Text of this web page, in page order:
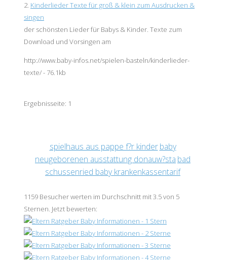
2. Kinderlieder Texte für groß & klein zum Ausdrucken &
singen
der schönsten Lieder für Babys & Kinder. Texte zum
Download und Vorsingen am
http://www.baby-infos.net/spielen-basteln/kinderlieder-
texte/ - 76.1kb
Ergebnisseite: 1
spielhaus aus pappe f?r kinder baby
neugeborenen ausstattung donauw?sta bad
schussenried baby krankenkassentarif
1159 Besucher werten im Durchschnitt mit3.5von 5
Sternen. Jetzt bewerten: